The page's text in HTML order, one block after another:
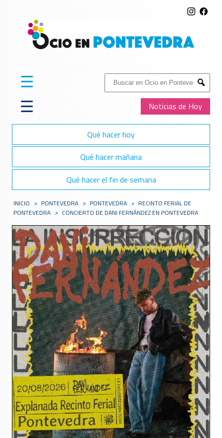
Buscar:
Submit
Noticias de Hoy
☰
☰
Qué hacer hoy
Qué hacer mañana
Qué hacer el fin de semana
INICIO > PONTEVEDRA > PONTEVEDRA > RECINTO FERIAL DE
PONTEVEDRA > CONCIERTO DE DANI FERNÁNDEZ EN PONTEVEDRA